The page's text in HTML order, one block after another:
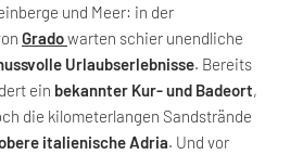
und Meer: in der
Gradowarten schier unendliche
Urlaubserlebnisse. Bereits
ein bekannter Kur- und Badeort,
die kilometerlangen Sandstrände
italienische Adria. Und vor